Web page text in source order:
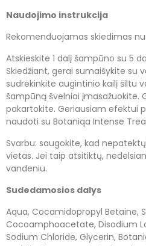
Naudojimo instrukcija
Rekomenduojamas skiedimas nuo
Atskieskite 1 dalį šampūno su 5
Skiedžiant, gerai sumaišykite su
sudrėkinkite augintinio kailį šiltu
šampūną švelniai įmasažuokite.
pakartokite. Geriausiam efektui
naudoti su Botaniqa Intense
Svarbu: saugokite, kad
vietas. Jei taip atsitiktų,
vandeniu.
Sudedamosios dalys
Aqua, Cocamidopropyl Betaine,
Cocoamphoacetate, Disodium
Sodium Chloride, Glycerin,